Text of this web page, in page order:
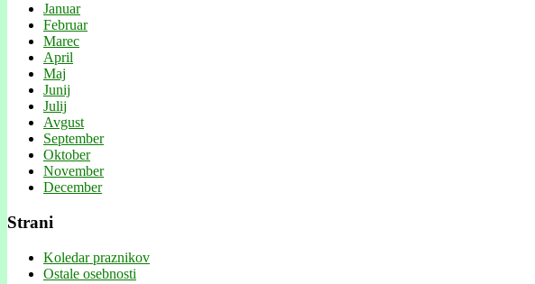
Januar
Februar
Marec
April
Maj
Junij
Julij
Avgust
September
Oktober
November
December
Strani
Koledar praznikov
Ostale osebnosti